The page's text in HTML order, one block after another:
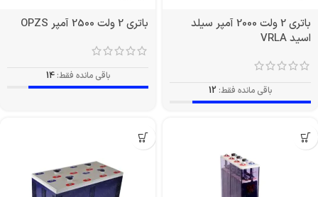
باتری 2 ولت 2000 آمپر سیلد
اسید VRLA
باقی مانده فقط: 12
باتری 2 ولت 2500 آمپر OPZS
باقی مانده فقط: 14